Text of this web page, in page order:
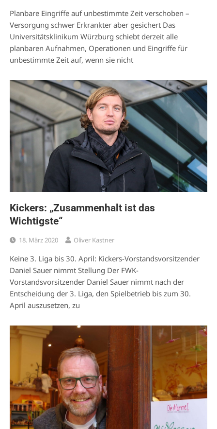
Planbare Eingriffe auf unbestimmte Zeit verschoben –
Versorgung schwer Erkrankter aber gesichert Das
Universitätsklinikum Würzburg schiebt derzeit alle
planbaren Aufnahmen, Operationen und Eingriffe für
unbestimmte Zeit auf, wenn sie nicht
Kickers: „Zusammenhalt ist das
Wichtigste“
18. März 2020 Oliver Kastner
Keine 3. Liga bis 30. April: Kickers-Vorstandsvorsitzender
Daniel Sauer nimmt Stellung Der FWK-
Vorstandsvorsitzender Daniel Sauer nimmt nach der
Entscheidung der 3. Liga, den Spielbetrieb bis zum 30.
April auszusetzen, zu